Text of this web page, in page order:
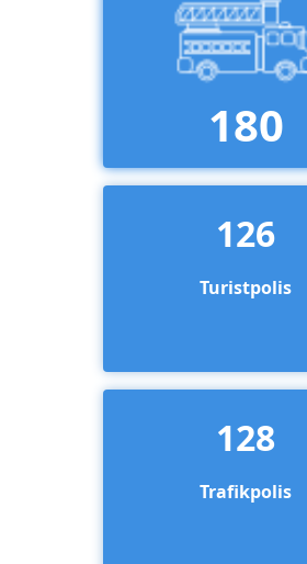
180
126
Turistpolis
128
Trafikpolis